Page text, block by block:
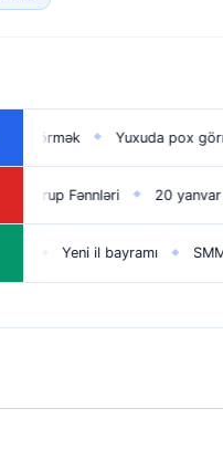
Yuxuda pox görmək ◆
◆ 20 yanvar şeirləri ◆
il bayramı ◆ SMM Nədir? ◆